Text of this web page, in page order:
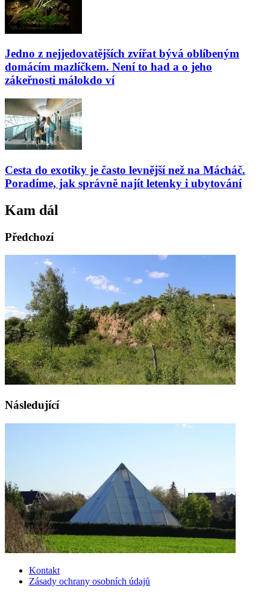
Jedno z nejjedovatějších zvířat bývá oblíbeným
domácím mazlíčkem. Není to had a o jeho
zákeřnosti málokdo ví
Cesta do exotiky je často levnější než na Mácháč.
Poradíme, jak správně najít letenky i ubytování
Kam dál
Předchozí
Následující
Kontakt
Zásady ochrany osobních údajů